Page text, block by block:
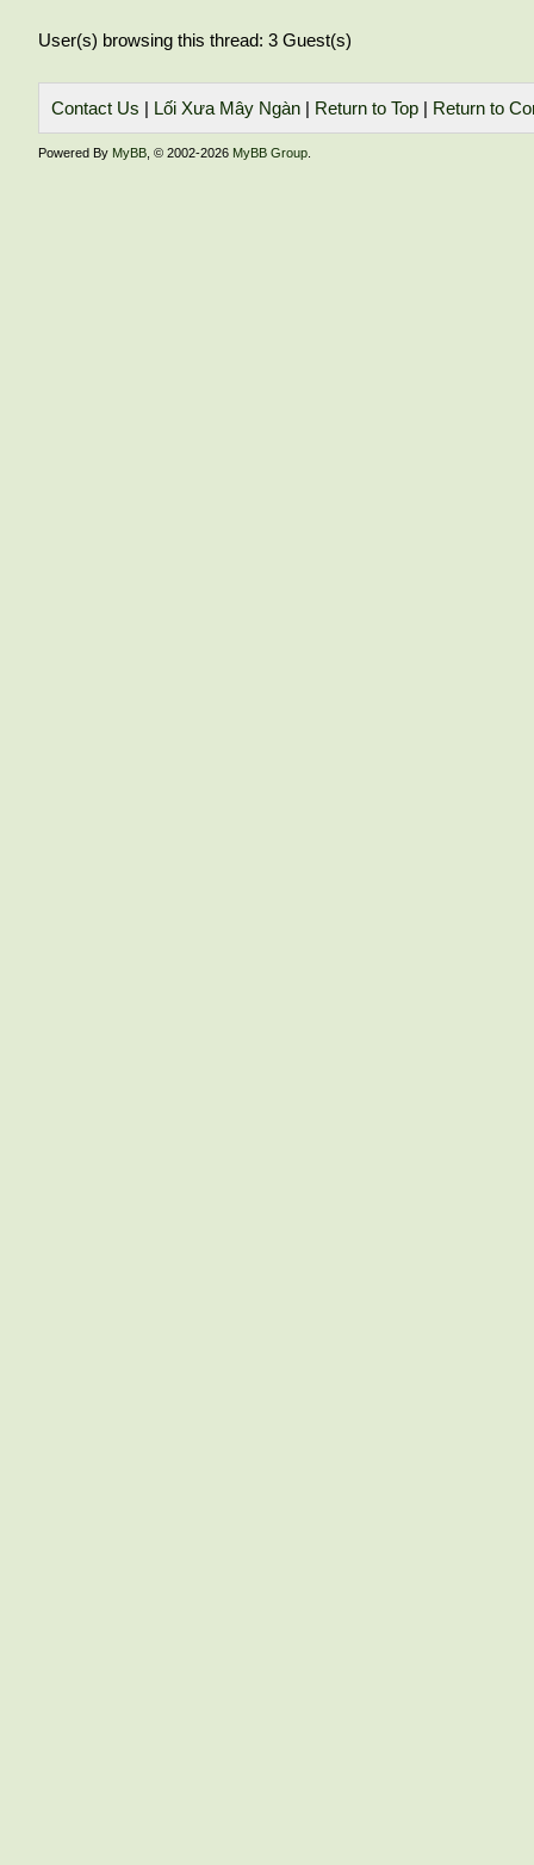
User(s) browsing this thread: 3 Guest(s)
Contact Us | Lối Xưa Mây Ngàn | Return to Top | Return to
Powered By MyBB , © 2002-2026 MyBB Group